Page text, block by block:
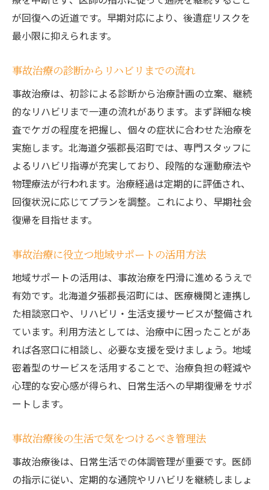
由
事故治療体制と地域医療の連携事例に注目
事故治療で後遺症を予防するリハビリ法
事故治療管理で再発防止につなげる工夫
事故治療後のセルフケアと日常管理の重要
性
事故治療の継続的な観察が防ぐ後遺症
事故治療で専門家と連携する意味と効果
事故治療管理で心身のバランスを保つ方法
症状に応じた最適な治療を受けるには
事故治療の個別相談で最善策を見つける
事故治療の経過観察と治療方針の見直し
事故治療で症状悪化を防ぐための注意点
事故治療に必要な検査と専門家の意見活用
事故治療と日常生活改善の両立を目指す
事故後も安心な地域医療のサポート体制
事故治療後も受けられる地域医療の支援
事故治療の相談窓口を活用した安心サポー
事故治療後の生活復帰を支える地域の力
事故治療で地域と連携した見守り体制とは
事故治療後のフォローアップが安心の理由
が回復への近道です。早期対応により、後遺症リスクを
最小限に抑えられます。
事故治療の診断からリハビリまでの流れ
事故治療は、初診による診断から治療計画の立案、継続
的なリハビリまで一連の流れがあります。まず詳細な検
査でケガの程度を把握し、個々の症状に合わせた治療を
実施します。北海道夕張郡長沼町では、専門スタッフに
よるリハビリ指導が充実しており、段階的な運動療法や
物理療法が行われます。治療経過は定期的に評価され、
回復状況に応じてプランを調整。これにより、早期社会
復帰を目指せます。
事故治療に役立つ地域サポートの活用方法
地域サポートの活用は、事故治療を円滑に進めるうえで
有効です。北海道夕張郡長沼町には、医療機関と連携し
た相談窓口や、リハビリ・生活支援サービスが整備され
ています。利用方法としては、治療中に困ったことがあ
れば各窓口に相談し、必要な支援を受けましょう。地域
密着型のサービスを活用することで、治療負担の軽減や
心理的な安心感が得られ、日常生活への早期復帰をサポ
ートします。
事故治療後の生活で気をつけるべき管理法
事故治療後は、日常生活での体調管理が重要です。医師
の指示に従い、定期的な通院やリハビリを継続しましょ